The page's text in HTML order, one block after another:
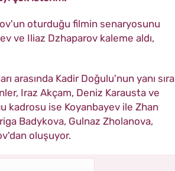
oturduğu filmin senaryosunu
ve Iliaz Dzhaparov kaleme aldı,
arasında Kadir Doğulu'nun yanı sıra
Iraz Akçam, Deniz Karausta ve
kadrosu ise Koyanbayev ile Zhan
Badykova, Gulnaz Zholanova,
oluşuyor.